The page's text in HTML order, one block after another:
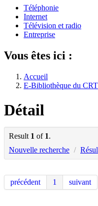
Téléphonie
Internet
Télévision et radio
Entreprise
Vous êtes ici :
Accueil
E-Bibliothèque du
Détail
Result 1 of 1.
Nouvelle recherche /
précédent 1 suivant